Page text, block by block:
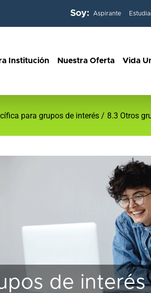
Soy: Aspirante
Institución Nuestra Oferta Vida
para grupos de interés 8.3 Otros
de interés